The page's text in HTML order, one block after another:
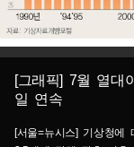
[그래픽] 7월 열대
일 연속
[서울=뉴시스] 기상청에